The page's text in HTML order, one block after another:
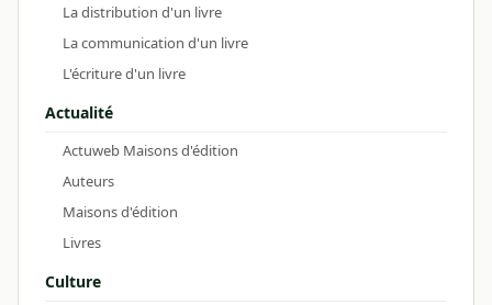
La distribution d'un livre
La communication d'un livre
L'écriture d'un livre
Actualité
Actuweb Maisons d'édition
Auteurs
Maisons d'édition
Livres
Culture